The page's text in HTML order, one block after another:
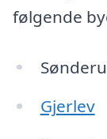
følgende
Gjerlev